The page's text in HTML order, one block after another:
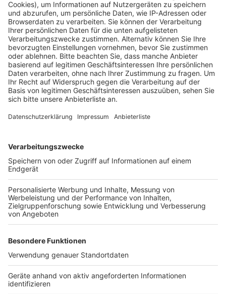
Anzeige
Anzeige
Vorstellen brauchen wir ihn euch nicht. Seit 2003
treibt Jürgen Bangert nun als "Elvis Eifel" seine Späße
am Telefon mit seinen Hörerinnen und Hörern im Radio.
wenn auch nicht immer. Und weil ihr nicht genug von
gegangen. Somit steht euch Elvis rund um die Uhr zur
Verfügung. Hier bekommt Ihr außerdem den
"Directors-Cut" - die Original-Telefonate in längerer
"Opfern" über die Telefonate aus den letzten zwei
Jahrzehnten unterhalten. Wir erfahren auch, wie es ihm
dabei ergangen ist und wobei er selbst mal ins
bitte nicht erschrecken, wenn dabei das Telefon
klingelt. Es muss ja nicht unbedingt Elvis Eifel dran
sein.
Anzeige